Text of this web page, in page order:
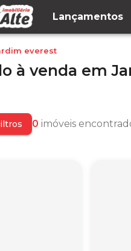
Lançamentos
everest
à venda em
0 imóveis